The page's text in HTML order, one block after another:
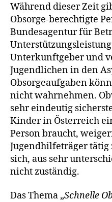
Während dieser Zeit
Obsorge-berechtigte
Bundesagentur für
Unterkunftgeber und
Jugendlichen in den
Obsorgeaufgaben
nicht wahrnehmen.
sehr eindeutig
Kinder in Österreich
Person braucht,
Jugendhilfeträger
sich, aus sehr
nicht zuständig.
Das Thema „Schnelle